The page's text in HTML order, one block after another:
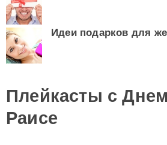
Идеи подарков для
Плейкасты с
Раисе